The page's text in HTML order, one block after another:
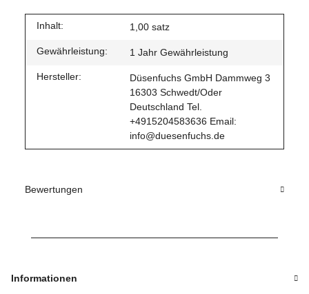
Inhalt: 1,00 satz
Gewährleistung: 1 Jahr Gewährleistung
Hersteller:
Düsenfuchs GmbH Dammweg 3
16303 Schwedt/Oder
Deutschland Tel.
+4915204583636 Email:
info@duesenfuchs.de
Bewertungen
Informationen